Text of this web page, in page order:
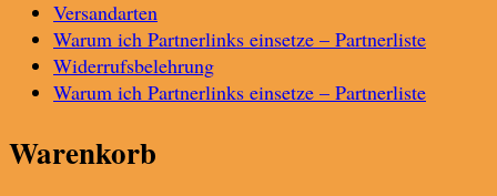
Versandarten
Warum ich Partnerlinks einsetze – Partnerliste
Widerrufsbelehrung
Warum ich Partnerlinks einsetze – Partnerliste
Warenkorb